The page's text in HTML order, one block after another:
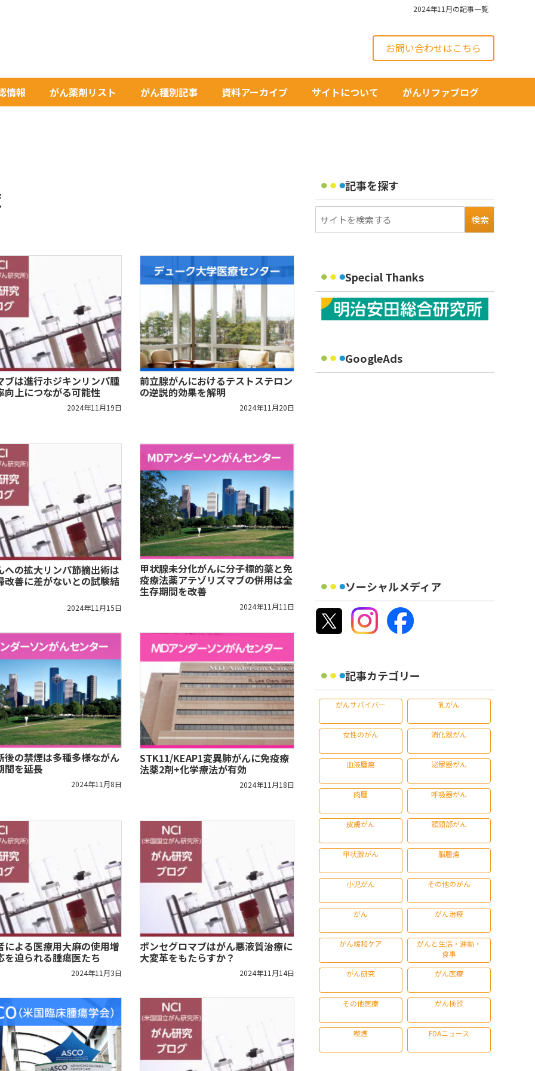
2024年11月の記事一覧
お問い合わせはこちら
情報 がん薬剤リスト がん種別記事 資料アーカイブ サイトについて がんリファブログ
ブは進行ホジキンリンパ腫
向上につながる可能性
2024年11月19日
前立腺がんにおけるテストステロン
の逆説的効果を解明
2024年11月20日
への拡大リンパ節摘出術は
改善に差がないとの試験結
2024年11月15日
甲状腺未分化がんに分子標的薬と免
疫療法薬アテゾリズマブの併用は全
生存期間を改善
2024年11月11日
後の禁煙は多種多様ながん
間を延長
2024年11月8日
STK11/KEAP1変異肺がんに免疫療
法薬2剤+化学療法が有効
2024年11月18日
による医療用大麻の使用増
を迫られる腫瘍医たち
2024年11月3日
ポンセグロマブはがん悪液質治療に
大変革をもたらすか？
2024年11月14日
記事を探す
Special Thanks
GoogleAds
ソーシャルメディア
記事カテゴリー
がんサバイバー 乳がん
女性のがん 消化器がん
血液腫瘍 泌尿器がん
肉腫 呼吸器がん
皮膚がん 頭頸部がん
甲状腺がん 脳腫瘍
小児がん その他のがん
がん がん治療
がん緩和ケア
がんと生活・運動・
食事
がん研究
がん医療
その他医療 がん検診
喫煙 FDAニュース